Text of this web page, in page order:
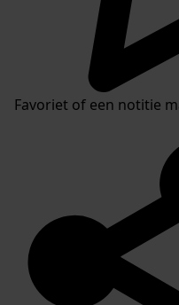
Favoriet of een notitie